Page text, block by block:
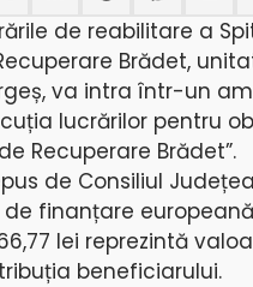
de reabilitare a
Brădet,
va intra într-un
lucrărilor pentru
Recuperare Brădet”.
de Consiliul
finanțare
lei reprezintă
beneficiarului.